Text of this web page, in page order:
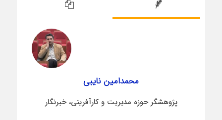
محمدامین نایبی
پژوهشگر حوزه مدیریت و کارآفرینی، خبرنگار